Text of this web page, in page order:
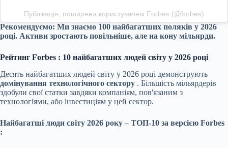
Публікація, поширена користувачем Forbes (@forbes)
Рекомендуємо: Ми знаємо 100 найбагатших поляків у 2026
році. Активи зростають повільніше, але на кону мільярди.
Рейтинг Forbes : 10 найбагатших людей світу у 2026 році
Десять найбагатших людей світу у 2026 році демонструють
домінування технологічного сектору . Більшість мільярдерів
здобули свої статки завдяки компаніям, пов'язаним з
технологіями, або інвестиціям у цей сектор.
Найбагатші люди світу 2026 року – ТОП-10 за версією Forbes
: